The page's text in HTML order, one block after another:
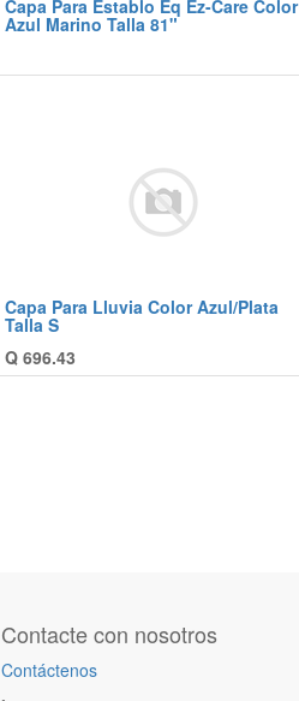
Capa Para Establo Eq Ez-Care Color
Azul Marino Talla 81"
Capa Para Lluvia Color Azul/Plata
Talla S
Q 696.43
Contacte con nosotros
Contáctenos